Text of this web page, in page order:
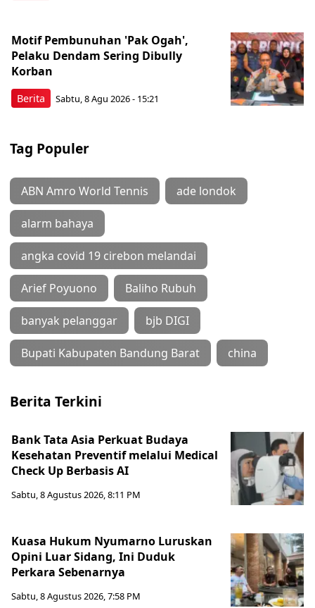
Berita
Motif Pembunuhan 'Pak Ogah',
Pelaku Dendam Sering Dibully
Korban
Sabtu, 8 Agu 2026 - 15:21
Tag Populer
ABN Amro World Tennis ade londok
alarm bahaya
angka covid 19 cirebon melandai
Arief Poyuono Baliho Rubuh
banyak pelanggar bjb DIGI
Bupati Kabupaten Bandung Barat china
Berita Terkini
Bank Tata Asia Perkuat Budaya
Kesehatan Preventif melalui Medical
Check Up Berbasis AI
Sabtu, 8 Agustus 2026, 8:11 PM
Kuasa Hukum Nyumarno Luruskan
Opini Luar Sidang, Ini Duduk
Perkara Sebenarnya ​
Sabtu, 8 Agustus 2026, 7:58 PM